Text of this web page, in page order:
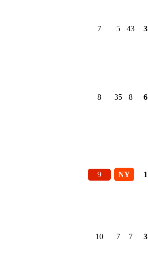
7 5 43 3
8 35 8 6
9 NY 1
10 7 7 3